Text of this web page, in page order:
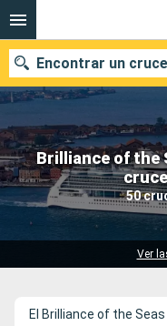
Brilliance of the
50
Ver
Encontrar un
Fecha de salida
El Brilliance of the